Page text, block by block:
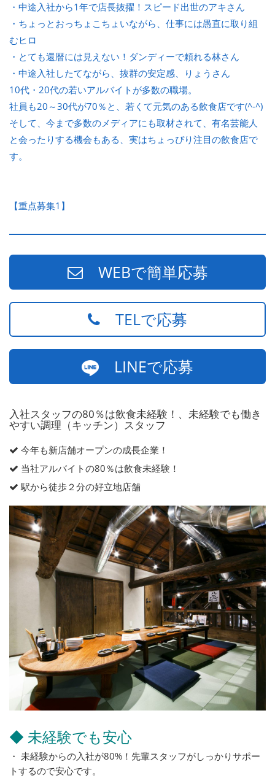
・中途入社から1年で店長抜擢！スピード出世のアキさん
・ちょっとおっちょこちょいながら、仕事には愚直に取り組
むヒロ
・とても還暦には見えない！ダンディーで頼れる林さん
・中途入社したてながら、抜群の安定感、りょうさん
10代・20代の若いアルバイトが多数の職場。
社員も20～30代が70％と、若くて元気のある飲食店です(^-^)
そして、今まで多数のメディアにも取材されて、有名芸能人
と会ったりする機会もある、実はちょっぴり注目の飲食店で
す。
【重点募集1】
WEBで簡単応募
TELで応募
LINEで応募
入社スタッフの80％は飲食未経験！、未経験でも働き
やすい調理（キッチン）スタッフ
今年も新店舗オープンの成長企業！
当社アルバイトの80％は飲食未経験！
駅から徒歩２分の好立地店舗
◆ 未経験でも安心
・ 未経験からの入社が80%！先輩スタッフがしっかりサポー
トするので安心です。